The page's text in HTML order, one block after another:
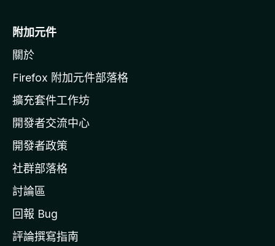
o
i
l
a
官
網
附加元件
關於
Firefox 附加元件部落格
擴充套件工作坊
開發者交流中心
開發者政策
社群部落格
討論區
回報 Bug
評論撰寫指南